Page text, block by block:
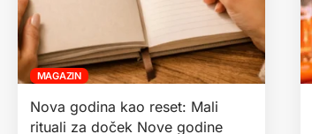
MAGAZIN
Nova godina kao reset: Mali
rituali za doček Nove godine